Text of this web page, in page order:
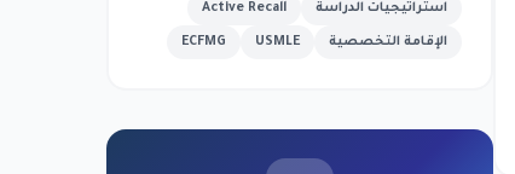
استراتيجيات الدراسة Active Recall
الإقامة التخصصية USMLE
ECFMG